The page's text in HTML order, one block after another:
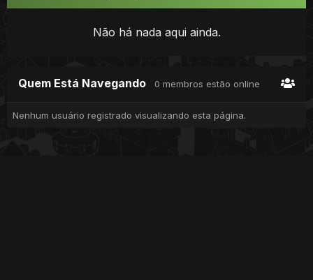
Não há nada aqui ainda.
Quem Está Navegando 0 membros estão online
Nenhum usuário registrado visualizando esta página.